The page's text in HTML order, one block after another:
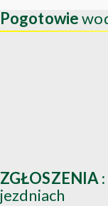
Pogotowie
ZGŁOSZENIA
jezdniach